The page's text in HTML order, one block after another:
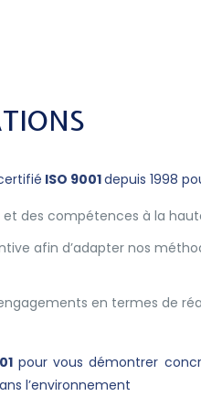
ISO 9001depuis 1998
et des compétences à la
afin d’adapter nos
en termes de
pour vous démontrer
l’environnement